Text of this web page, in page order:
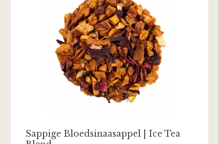
Sappige Bloedsinaasappel | Ice Tea